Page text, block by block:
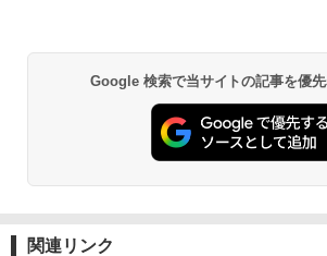
Google 検索で当サイトの記事を優
関連リンク